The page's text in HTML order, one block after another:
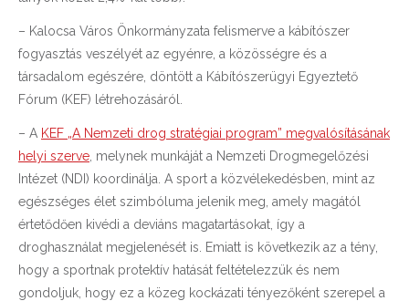
– Kalocsa Város Önkormányzata felismerve a kábítószer
fogyasztás veszélyét az egyénre, a közösségre és a
társadalom egészére, döntött a Kábítószerügyi Egyeztető
Fórum (KEF) létrehozásáról.
– A KEF „A Nemzeti drog stratégiai program” megvalósításának
helyi szerve , melynek munkáját a Nemzeti Drogmegelőzési
Intézet (NDI) koordinálja. A sport a közvélekedésben, mint az
egészséges élet szimbóluma jelenik meg, amely magától
értetődően kivédi a deviáns magatartásokat, így a
droghasználat megjelenését is. Emiatt is következik az a tény,
hogy a sportnak protektív hatását feltételezzük és nem
gondoljuk, hogy ez a közeg kockázati tényezőként szerepel a